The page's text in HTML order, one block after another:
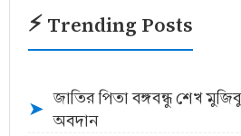
⚡ Trending Posts
➤
জাতির পিতা বঙ্গবন্ধু শেখ
অবদান